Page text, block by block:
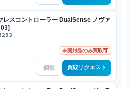
スコントローラー DualSense ノヴァ
未開封品のみ買取可
買取リクエスト